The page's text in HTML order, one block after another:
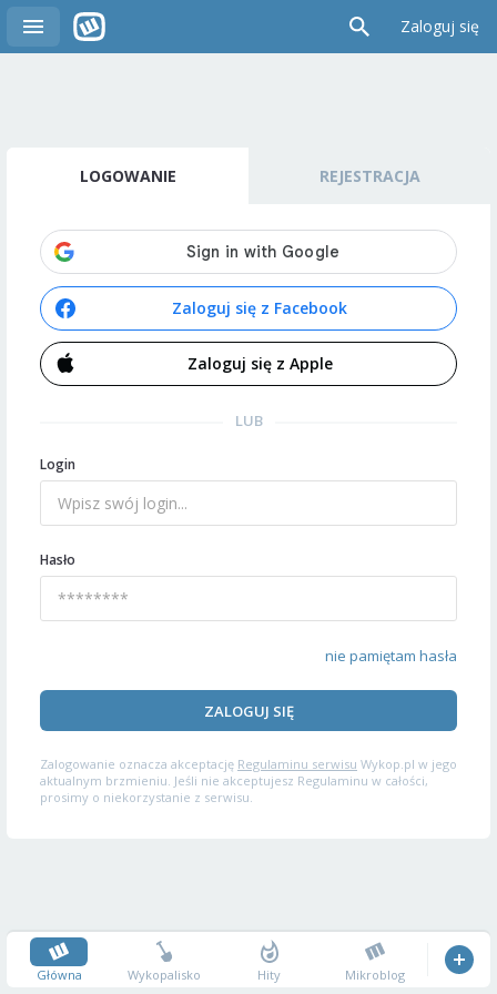
Zaloguj się
LOGOWANIE REJESTRACJA
Zaloguj się z Facebook
Zaloguj się z Apple
LUB
Login
Hasło
nie pamiętam hasła
ZALOGUJ SIĘ
Zalogowanie oznacza akceptację Regulaminu serwisu Wykop.pl w jego
aktualnym brzmieniu. Jeśli nie akceptujesz Regulaminu w całości,
prosimy o niekorzystanie z serwisu.
Główna Wykopalisko Hity Mikroblog